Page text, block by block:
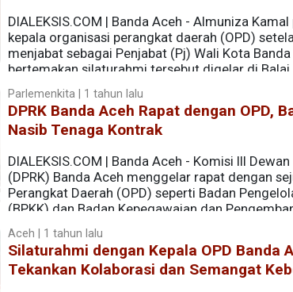
DIALEKSIS.COM | Banda Aceh - Almuniza
kepala organisasi perangkat daerah (OPD)
menjabat sebagai Penjabat (Pj) Wali Kota
bertemakan silaturahmi tersebut digelar di Balai
asisten, kepala OPD, camat dan sejumlah
Parlemenkita | 1 tahun lalu
DPRK Banda Aceh Rapat dengan OPD,
Nasib Tenaga Kontrak
DIALEKSIS.COM | Banda Aceh - Komisi III
(DPRK) Banda Aceh menggelar rapat dengan
Perangkat Daerah (OPD) seperti Badan
(BPKK) dan Badan Kepegawaian dan
masalah keuangan dan nasib tenaga kontrak
DPRK setempat.
Aceh | 1 tahun lalu
Silaturahmi dengan Kepala OPD Banda
Tekankan Kolaborasi dan Semangat